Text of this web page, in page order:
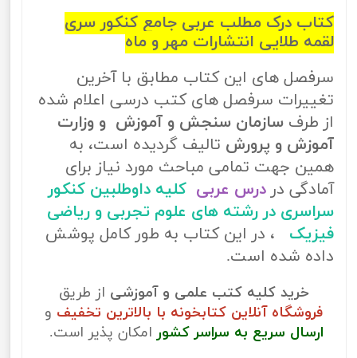
کتاب درک مطلب عربی جامع کنکور سری
لقمه طلایی انتشارات مهر و ماه
سرفصل های این کتاب مطابق با آخرین
تغییرات سرفصل های کتب درسی اعلام شده
از طرف سازمان سنجش و آموزش و وزارت
آموزش و پرورش تالیف گردیده است، به
همین جهت تمامی مباحث مورد نیاز برای
آمادگی در درس عربی کلیه داوطلبین کنکور
سراسری در رشته های علوم تجربی و ریاضی
فیزیک
، در این کتاب به طور کامل پوشش
داده شده است.
خرید کلیه کتب علمی و آموزشی از طریق
فروشگاه آنلاین کتابخونه با بالاترین تخفیف و
ارسال سریع به سراسر کشور امکان پذیر است.